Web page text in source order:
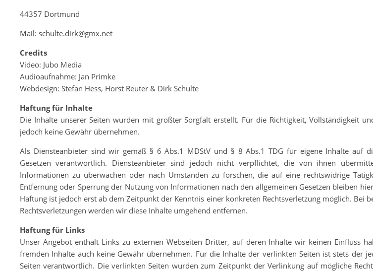
44357 Dortmund
Mail: schulte.dirk@gmx.net
Credits
Video: Jubo Media
Audioaufnahme: Jan Primke
Webdesign: Stefan Hess, Horst Reuter & Dirk Schulte
Haftung für Inhalte
Die Inhalte unserer Seiten wurden mit größter Sorgfalt erstellt. Für die Richtigkeit, Vollständigkeit
jedoch keine Gewähr übernehmen.
Als Diensteanbieter sind wir gemäß § 6 Abs.1 MDStV und § 8 Abs.1 TDG für eigene Inhalte auf
Gesetzen verantwortlich. Diensteanbieter sind jedoch nicht verpflichtet, die von ihnen
Informationen zu überwachen oder nach Umständen zu forschen, die auf eine rechtswidrige
Entfernung oder Sperrung der Nutzung von Informationen nach den allgemeinen Gesetzen bleiben
Haftung ist jedoch erst ab dem Zeitpunkt der Kenntnis einer konkreten Rechtsverletzung möglich. Bei
Rechtsverletzungen werden wir diese Inhalte umgehend entfernen.
Haftung für Links
Unser Angebot enthält Links zu externen Webseiten Dritter, auf deren Inhalte wir keinen Einfluss
fremden Inhalte auch keine Gewähr übernehmen. Für die Inhalte der verlinkten Seiten ist stets der
Seiten verantwortlich. Die verlinkten Seiten wurden zum Zeitpunkt der Verlinkung auf mögliche